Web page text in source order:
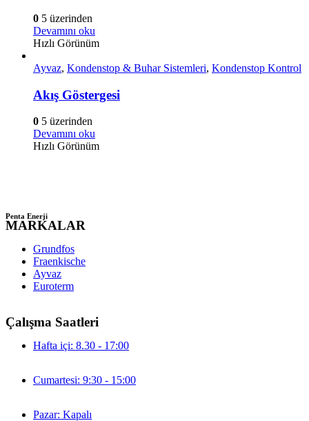
0 5 üzerinden
Devamını oku
Hızlı Görünüm
Ayvaz, Kondenstop & Buhar Sistemleri, Kondenstop Kontrol
Akış Göstergesi
0 5 üzerinden
Devamını oku
Hızlı Görünüm
Penta Enerji
MARKALAR
Grundfos
Fraenkische
Ayvaz
Euroterm
Çalışma Saatleri
Hafta içi: 8.30 - 17:00
Cumartesi: 9:30 - 15:00
Pazar: Kapalı